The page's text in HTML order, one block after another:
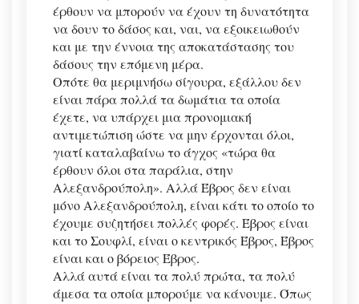
έρθουν να μπορούν να έχουν τη δυνατότητα
να δουν το δάσος και, ναι, να εξοικειωθούν
και με την έννοια της αποκατάστασης του
δάσους την επόμενη μέρα.
Οπότε θα μεριμνήσω σίγουρα, εξάλλου δεν
είναι πάρα πολλά τα δωμάτια τα οποία
έχετε, να υπάρχει μια προνομιακή
αντιμετώπιση ώστε να μην έρχονται όλοι,
γιατί καταλαβαίνω το άγχος «τώρα θα
έρθουν όλοι στα παράλια, στην
Αλεξανδρούπολη». Αλλά Έβρος δεν είναι
μόνο Αλεξανδρούπολη, είναι κάτι το οποίο το
έχουμε συζητήσει πολλές φορές. Έβρος είναι
και το Σουφλί, είναι ο κεντρικός Έβρος, Έβρος
είναι και ο βόρειος Έβρος.
Αλλά αυτά είναι τα πολύ πρώτα, τα πολύ
άμεσα τα οποία μπορούμε να κάνουμε. Όπως